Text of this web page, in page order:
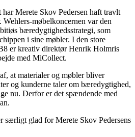
Merete Skov Pedersen haft travlt
Wehlers-møbelkoncernen var den
bæredygtighedsstrategi, som
i sine møbler. I den store
er kreativ direktør Henrik Holmris
med MiCollect.
at materialer og møbler bliver
og kunderne taler om bæredygtighed,
nu. Derfor er det spændende med
glad for Merete Skov Pedersens